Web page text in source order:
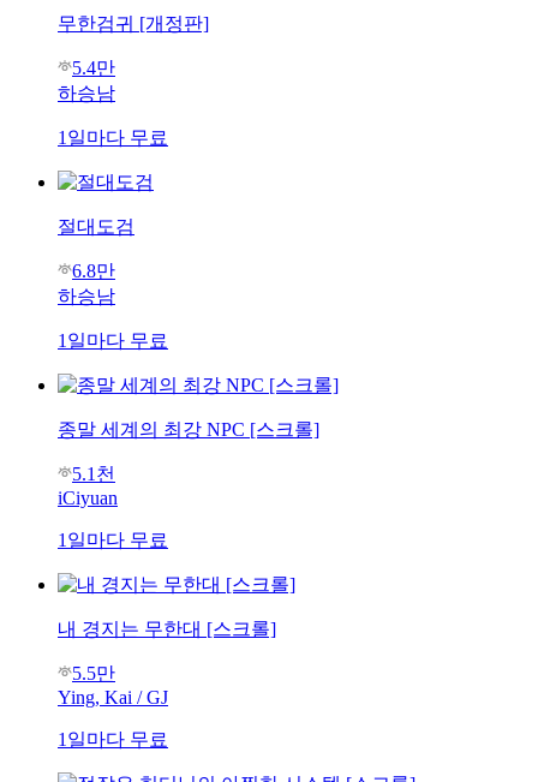
무한검귀 [개정판]
5.4만
하승남
1일마다 무료
절대도검
6.8만
하승남
1일마다 무료
종말 세계의 최강 NPC [스크롤]
5.1천
iCiyuan
1일마다 무료
내 경지는 무한대 [스크롤]
5.5만
Ying, Kai / GJ
1일마다 무료